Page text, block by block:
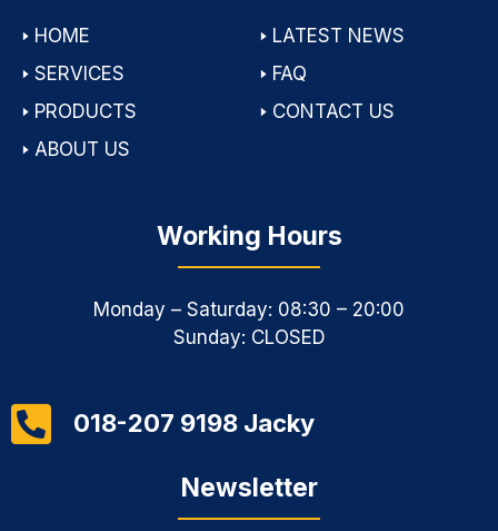
🢒 HOME
🢒 SERVICES
🢒 PRODUCTS
🢒 ABOUT US
🢒 LATEST NEWS
🢒 FAQ
🢒 CONTACT US
Working Hours
Monday – Saturday: 08:30 – 20:00
Sunday: CLOSED
018-207 9198 Jacky
Newsletter